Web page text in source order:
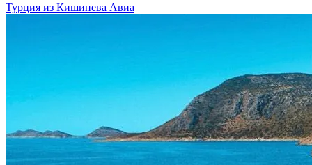
Турция из Кишинева Авиа